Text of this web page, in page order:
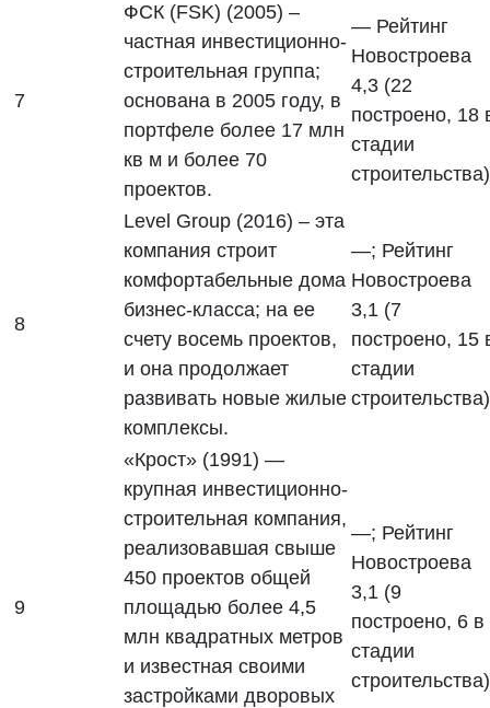
7
ФСК (FSK) (2005) –
частная инвестиционно-
строительная группа;
основана в 2005 году, в
портфеле более 17 млн
кв м и более 70
проектов.
— Рейтинг
Новостроева
4,3 (22
построено, 18
стадии
8
Level Group (2016) – эта
компания строит
комфортабельные дома
бизнес-класса; на ее
счету восемь проектов,
и она продолжает
развивать новые жилые
комплексы.
—; Рейтинг
Новостроева
3,1 (7
построено, 15
стадии
9
«Крост» (1991) —
крупная инвестиционно-
строительная компания,
реализовавшая свыше
450 проектов общей
площадью более 4,5
млн квадратных метров
и известная своими
застройками дворовых
—; Рейтинг
Новостроева
3,1 (9
построено, 6 в
стадии